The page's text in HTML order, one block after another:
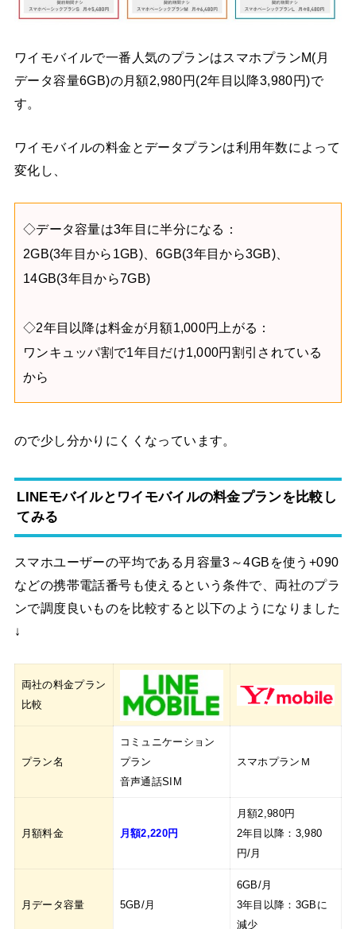
ワイモバイルで一番人気のプランはスマホプランM(月
データ容量6GB)の月額2,980円(2年目以降3,980円)で
す。
ワイモバイルの料金とデータプランは利用年数によって
変化し、
◇データ容量は3年目に半分になる：
2GB(3年目から1GB)、6GB(3年目から3GB)、
14GB(3年目から7GB)
◇2年目以降は料金が月額1,000円上がる：
ワンキュッパ割で1年目だけ1,000円割引されている
から
ので少し分かりにくくなっています。
LINEモバイルとワイモバイルの料金プランを比較し
てみる
スマホユーザーの平均である月容量3～4GBを使う+090
などの携帯電話番号も使えるという条件で、両社のプラ
ンで調度良いものを比較すると以下のようになりました
↓
両社の料金プラン
比較
プラン名
コミュニケーション
プラン
音声通話SIM
スマホプランＭ
月額料金 月額2,220円
月額2,980円
2年目以降：3,980
円/月
月データ容量 5GB/月
6GB/月
3年目以降：3GBに
減少